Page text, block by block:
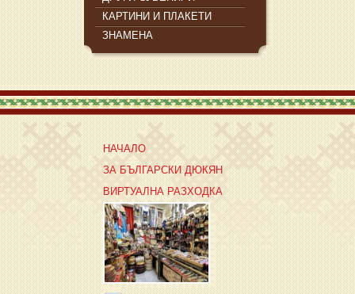
КАРТИНИ И ПЛАКЕТИ
ЗНАМЕНА
НАЧАЛО
ЗА БЪЛГАРСКИ ДЮКЯН
ВИРТУАЛНА РАЗХОДКА